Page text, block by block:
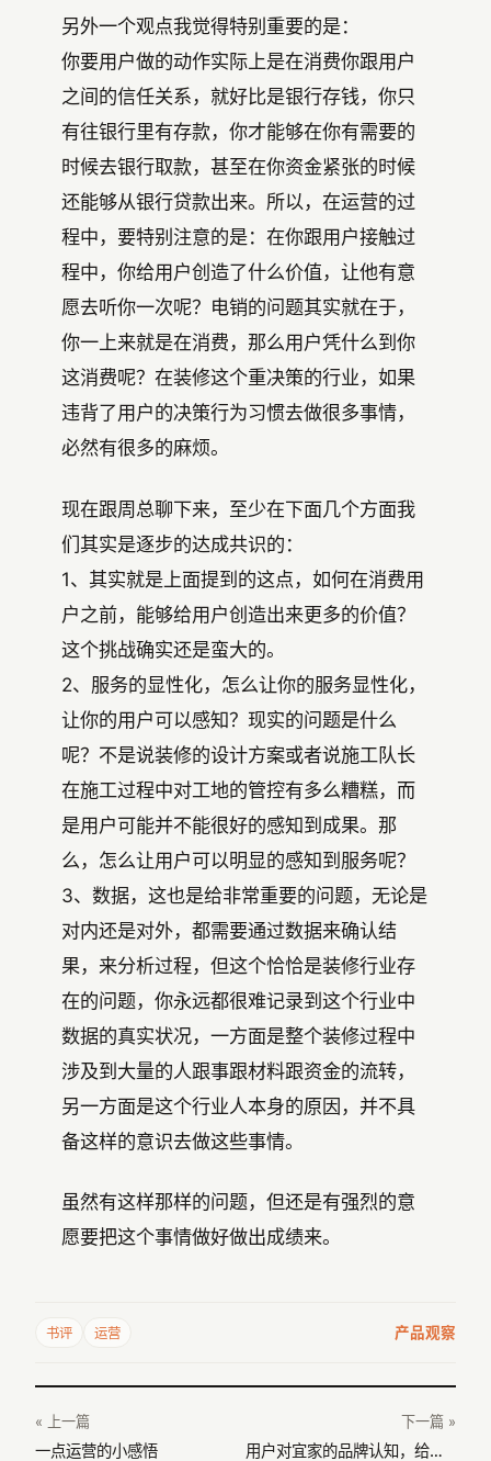
另外一个观点我觉得特别重要的是：
你要用户做的动作实际上是在消费你跟用户
之间的信任关系，就好比是银行存钱，你只
有往银行里有存款，你才能够在你有需要的
时候去银行取款，甚至在你资金紧张的时候
还能够从银行贷款出来。所以，在运营的过
程中，要特别注意的是：在你跟用户接触过
程中，你给用户创造了什么价值，让他有意
愿去听你一次呢？电销的问题其实就在于，
你一上来就是在消费，那么用户凭什么到你
这消费呢？在装修这个重决策的行业，如果
违背了用户的决策行为习惯去做很多事情，
必然有很多的麻烦。
现在跟周总聊下来，至少在下面几个方面我
们其实是逐步的达成共识的：
1、其实就是上面提到的这点，如何在消费用
户之前，能够给用户创造出来更多的价值？
这个挑战确实还是蛮大的。
2、服务的显性化，怎么让你的服务显性化，
让你的用户可以感知？现实的问题是什么
呢？不是说装修的设计方案或者说施工队长
在施工过程中对工地的管控有多么糟糕，而
是用户可能并不能很好的感知到成果。那
么，怎么让用户可以明显的感知到服务呢？
3、数据，这也是给非常重要的问题，无论是
对内还是对外，都需要通过数据来确认结
果，来分析过程，但这个恰恰是装修行业存
在的问题，你永远都很难记录到这个行业中
数据的真实状况，一方面是整个装修过程中
涉及到大量的人跟事跟材料跟资金的流转，
另一方面是这个行业人本身的原因，并不具
备这样的意识去做这些事情。
虽然有这样那样的问题，但还是有强烈的意
愿要把这个事情做好做出成绩来。
书评 运营 产品观察
« 上一篇
一点运营的小感悟
下一篇 »
用户对宜家的品牌认知，给家装行业的品牌建设带来什么样的启发？